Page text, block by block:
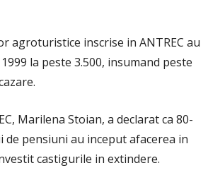
agroturistice inscrise in ANTREC au
la peste 3.500, insumand peste
Marilena Stoian, a declarat ca 80-
pensiuni au inceput afacerea in
castigurile in extindere.